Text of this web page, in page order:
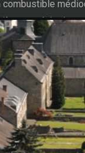
combustible
exploitations
des années de la
se faisaient en
des bois de
riche car il
la tourbe «
de plus en plus
les